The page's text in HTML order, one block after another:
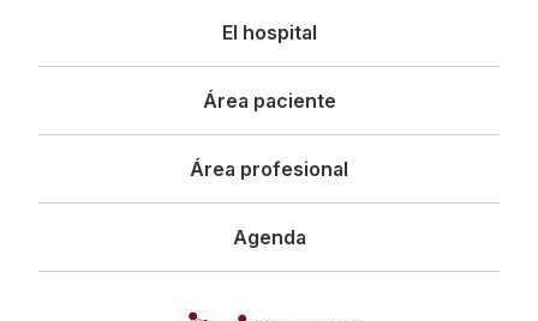
principal
El hospital
Área paciente
Área profesional
Agenda